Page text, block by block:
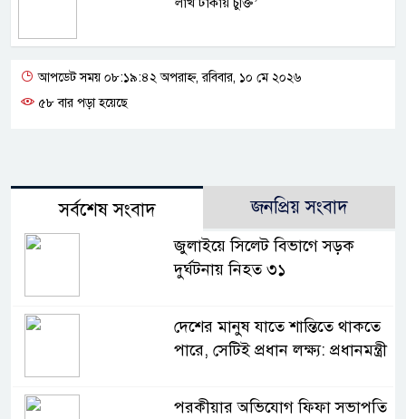
আপডেট সময় ০৮:১৯:৪২ অপরাহ্ন, রবিবার, ১০ মে ২০২৬
৫৮ বার পড়া হয়েছে
সর্বশেষ সংবাদ জনপ্রিয় সংবাদ
জুলাইয়ে সিলেট বিভাগে সড়ক
দুর্ঘটনায় নিহত ৩১
দেশের মানুষ যাতে শান্তিতে থাকতে
পারে, সেটিই প্রধান লক্ষ্য: প্রধানমন্ত্রী
পরকীয়ার অভিযোগ ফিফা সভাপতি